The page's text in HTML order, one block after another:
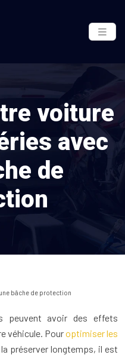
voiture
avec
de
bâche de protection
peuvent avoir des effets
véhicule. Pouroptimiser les
préserver longtemps, il est